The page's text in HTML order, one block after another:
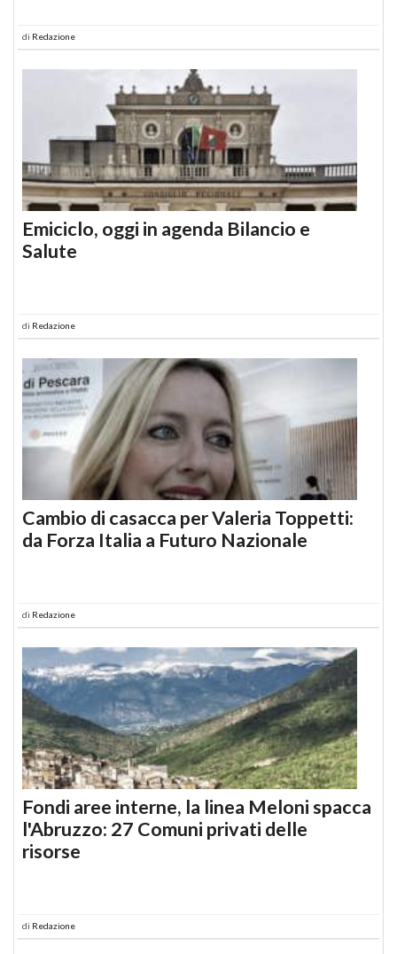
di Redazione
Emiciclo, oggi in agenda Bilancio e
Salute
di Redazione
Cambio di casacca per Valeria Toppetti:
da Forza Italia a Futuro Nazionale
di Redazione
Fondi aree interne, la linea Meloni spacca
l'Abruzzo: 27 Comuni privati delle
risorse
di Redazione